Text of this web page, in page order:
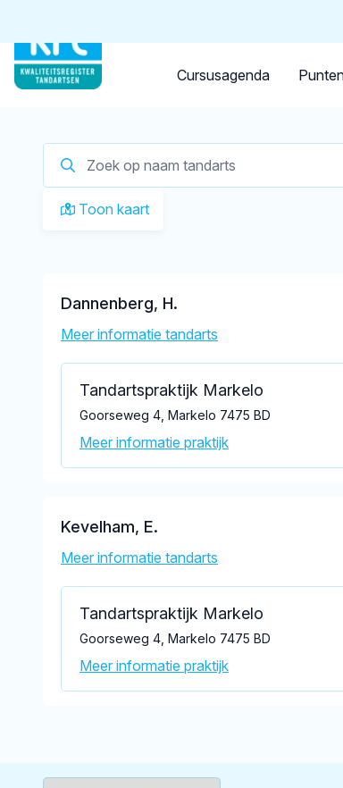
Cursusagenda
Je zoekt een
Toon kaart
Dannenberg, H.
Meer informatie tandarts
Tandartspraktijk Markelo
Goorseweg 4, Markelo 7475 BD
Meer informatie praktijk
Kevelham, E.
Meer informatie tandarts
Tandartspraktijk Markelo
Goorseweg 4, Markelo 7475 BD
Meer informatie praktijk